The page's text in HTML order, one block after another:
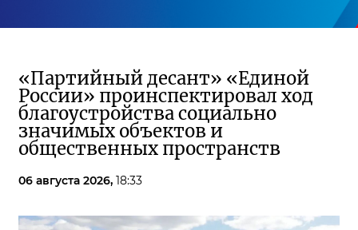
«Партийный десант» «Единой
России» проинспектировал ход
благоустройства социально
значимых объектов и
общественных пространств
06 августа 2026, 18:33